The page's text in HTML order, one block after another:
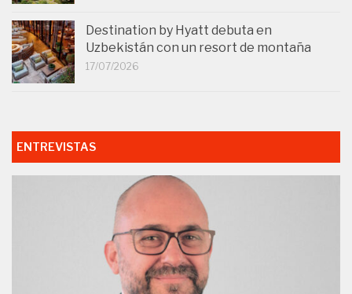
Destination by Hyatt debuta en
Uzbekistán con un resort de montaña
17/07/2026
ENTREVISTAS